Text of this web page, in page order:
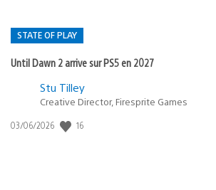
STATE OF PLAY
Until Dawn 2 arrive sur PS5 en 2027
Postée
:
Stu Tilley
Creative Director, Firesprite Games
Date
03/06/2026 16